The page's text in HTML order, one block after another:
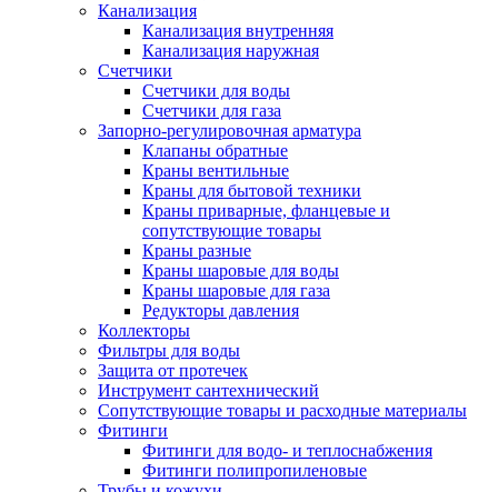
Канализация
Канализация внутренняя
Канализация наружная
Счетчики
Счетчики для воды
Счетчики для газа
Запорно-регулировочная арматура
Клапаны обратные
Краны вентильные
Краны для бытовой техники
Краны приварные, фланцевые и
сопутствующие товары
Краны разные
Краны шаровые для воды
Краны шаровые для газа
Редукторы давления
Коллекторы
Фильтры для воды
Защита от протечек
Инструмент сантехнический
Сопутствующие товары и расходные материалы
Фитинги
Фитинги для водо- и теплоснабжения
Фитинги полипропиленовые